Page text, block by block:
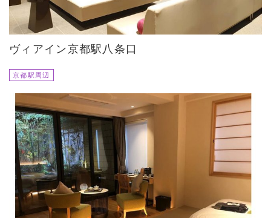
ヴィアイン京都駅八条口
京都駅周辺